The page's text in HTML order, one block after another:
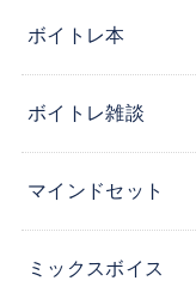
ボイトレ本
ボイトレ雑談
マインドセット
ミックスボイス